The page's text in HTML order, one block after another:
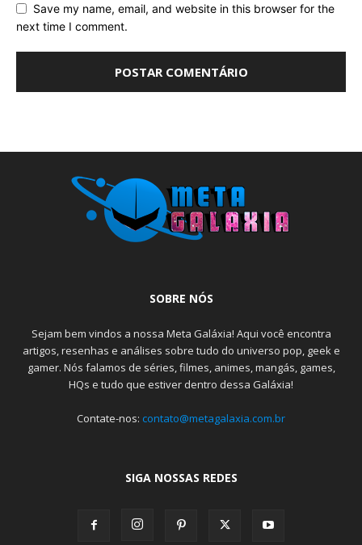
Save my name, email, and website in this browser for the
next time I comment.
SOBRE NÓS
Sejam bem vindos a nossa Meta Galáxia! Aqui você encontra
artigos, resenhas e análises sobre tudo do universo pop, geek e
gamer. Nós falamos de séries, filmes, animes, mangás, games,
HQs e tudo que estiver dentro dessa Galáxia!
Contate-nos: contato@metagalaxia.com.br
SIGA NOSSAS REDES